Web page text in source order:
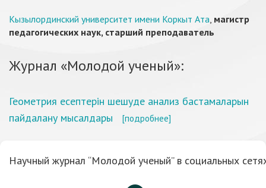
Кызылординский университет имени Коркыт Ата, магистр
педагогических наук, старший преподаватель
Журнал «Молодой ученый»:
Геометрия есептерін шешуде анализ бастамаларын
пайдалану мысалдары
[подробнее]
Научный журнал “Молодой ученый” в социальных